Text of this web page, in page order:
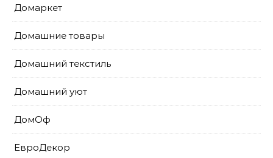
Домаркет
Домашние товары
Домашний текстиль
Домашний уют
ДомОф
ЕвроДекор